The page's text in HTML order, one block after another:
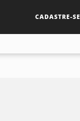
CADASTRE-SE